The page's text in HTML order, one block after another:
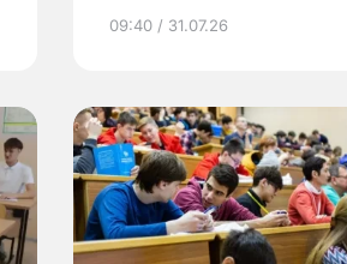
09:40 / 31.07.26